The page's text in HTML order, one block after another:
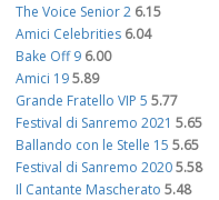
The Voice Senior 2 6.15
Amici Celebrities 6.04
Bake Off 9 6.00
Amici 195.89
Grande Fratello VIP 5 5.77
Festival di Sanremo 2021 5.65
Ballando con le Stelle 15 5.65
Festival di Sanremo 20205.58
Il Cantante Mascherato 5.48